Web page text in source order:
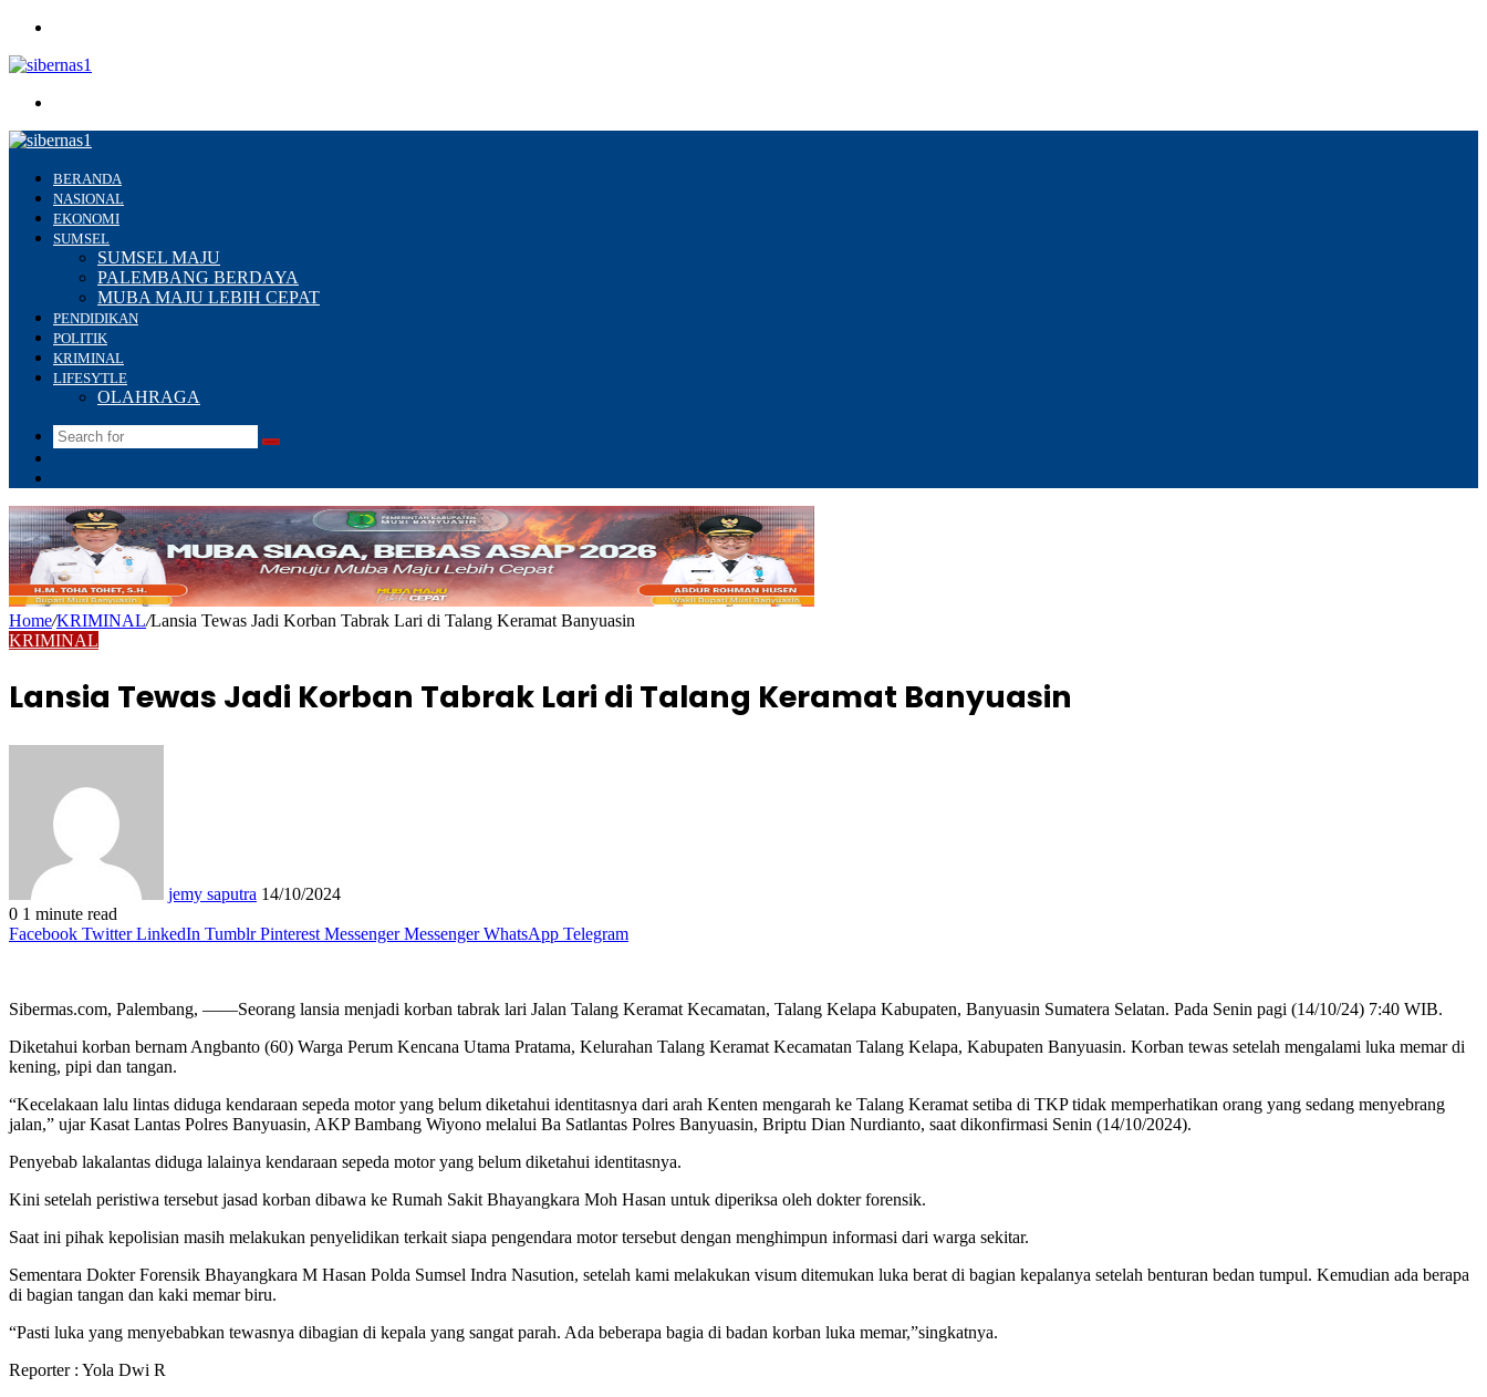
BERANDA
NASIONAL
EKONOMI
SUMSEL
SUMSEL MAJU
PALEMBANG BERDAYA
MUBA MAJU LEBIH CEPAT
PENDIDIKAN
POLITIK
KRIMINAL
LIFESYTLE
OLAHRAGA
Search
Home/KRIMINAL/Lansia Tewas Jadi Korban Tabrak Lari di Talang Keramat Banyuasin
KRIMINAL
Lansia Tewas Jadi Korban Tabrak Lari di Talang Keramat Banyuasin
jemy saputra 14/10/2024
0 1 minute read
Facebook Twitter LinkedIn Tumblr Pinterest Messenger Messenger WhatsApp Telegram
Sibermas.com, Palembang, ——Seorang lansia menjadi korban tabrak lari Jalan Talang Keramat Kecamatan, Talang Kelapa Kabupaten, Banyuasin Sumatera Selatan. Pada Senin pagi (14/10/24) 7:40 WIB.
Diketahui korban bernam Angbanto (60) Warga Perum Kencana Utama Pratama, Kelurahan Talang Keramat Kecamatan Talang Kelapa, Kabupaten Banyuasin. Korban tewas setelah mengalami luka memar di
kening, pipi dan tangan.
“Kecelakaan lalu lintas diduga kendaraan sepeda motor yang belum diketahui identitasnya dari arah Kenten mengarah ke Talang Keramat setiba di TKP tidak memperhatikan orang yang sedang menyebrang
jalan,” ujar Kasat Lantas Polres Banyuasin, AKP Bambang Wiyono melalui Ba Satlantas Polres Banyuasin, Briptu Dian Nurdianto, saat dikonfirmasi Senin (14/10/2024).
Penyebab lakalantas diduga lalainya kendaraan sepeda motor yang belum diketahui identitasnya.
Kini setelah peristiwa tersebut jasad korban dibawa ke Rumah Sakit Bhayangkara Moh Hasan untuk diperiksa oleh dokter forensik.
Saat ini pihak kepolisian masih melakukan penyelidikan terkait siapa pengendara motor tersebut dengan menghimpun informasi dari warga sekitar.
Sementara Dokter Forensik Bhayangkara M Hasan Polda Sumsel Indra Nasution, setelah kami melakukan visum ditemukan luka berat di bagian kepalanya setelah benturan bedan tumpul. Kemudian ada berapa
di bagian tangan dan kaki memar biru.
“Pasti luka yang menyebabkan tewasnya dibagian di kepala yang sangat parah. Ada beberapa bagia di badan korban luka memar,”singkatnya.
Reporter : Yola Dwi R